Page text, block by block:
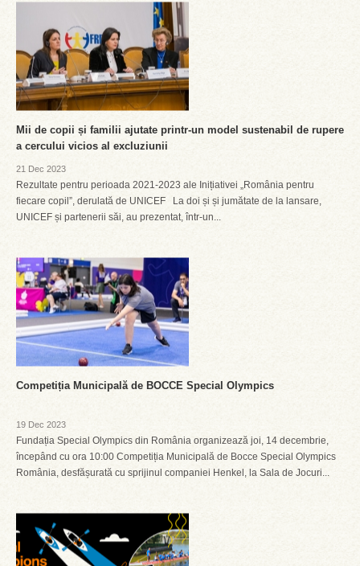
Mii de copii și familii ajutate printr-un model sustenabil de rupere
a cercului vicios al excluziunii
21 Dec 2023
Rezultate pentru perioada 2021-2023 ale Inițiativei „România pentru
fiecare copil”, derulată de UNICEF La doi și și jumătate de la lansare,
UNICEF și partenerii săi, au prezentat, într-un...
Competiția Municipală de BOCCE Special Olympics
19 Dec 2023
Fundația Special Olympics din România organizează joi, 14 decembrie,
începând cu ora 10:00 Competiția Municipală de Bocce Special Olympics
România, desfășurată cu sprijinul companiei Henkel, la Sala de Jocuri...